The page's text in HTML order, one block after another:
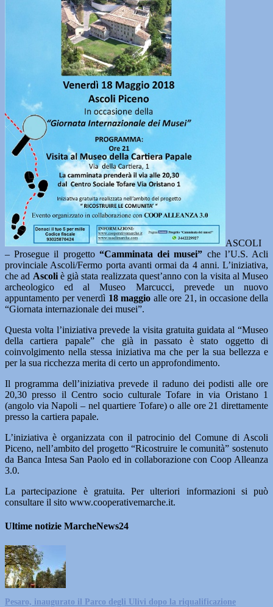
ASCOLI
– Prosegue il progetto“Camminata dei musei” che l’U.S. Acli
provinciale Ascoli/Fermo porta avanti ormai da 4 anni. L’iniziativa,
che ad Ascoliè già stata realizzata quest’anno con la visita al Museo
archeologico ed al Museo Marcucci, prevede un nuovo
appuntamento per venerdì 18 maggio alle ore 21, in occasione della
“Giornata internazionale dei musei”.
Questa volta l’iniziativa prevede la visita gratuita guidata al “Museo
della cartiera papale” che già in passato è stato oggetto di
coinvolgimento nella stessa iniziativa ma che per la sua bellezza e
per la sua ricchezza merita di certo un approfondimento.
Il programma dell’iniziativa prevede il raduno dei podisti alle ore
20,30 presso il Centro socio culturale Tofare in via Oristano 1
(angolo via Napoli – nel quartiere Tofare) o alle ore 21 direttamente
presso la cartiera papale.
L’iniziativa è organizzata con il patrocinio del Comune di Ascoli
Piceno, nell’ambito del progetto “Ricostruire le comunità” sostenuto
da Banca Intesa San Paolo ed in collaborazione con Coop Alleanza
3.0.
La partecipazione è gratuita. Per ulteriori informazioni si può
consultare il sito www.cooperativemarche.it.
Ultime notizie MarcheNews24
Pesaro, inaugurato il Parco degli Ulivi dopo la riqualificazione